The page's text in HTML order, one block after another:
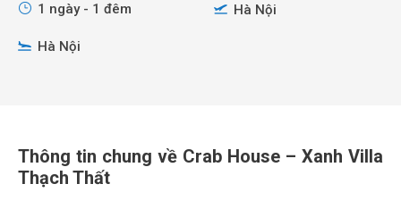
1 ngày - 1 đêm Hà Nội
Hà Nội
Thông tin chung về Crab House – Xanh Villa
Thạch Thất